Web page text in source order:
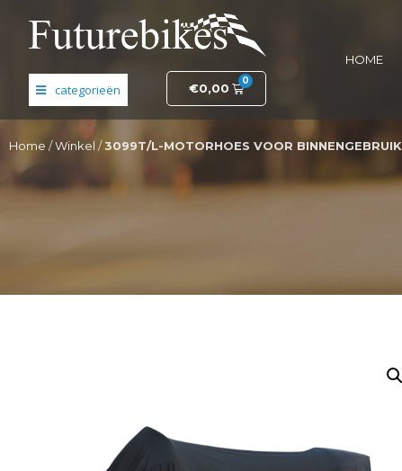
Originele AGM-onderdelen
€0,00
0
HOME
Home /Winkel /3099T/L-MOTORHOES VOOR BINNENGEBRUIK